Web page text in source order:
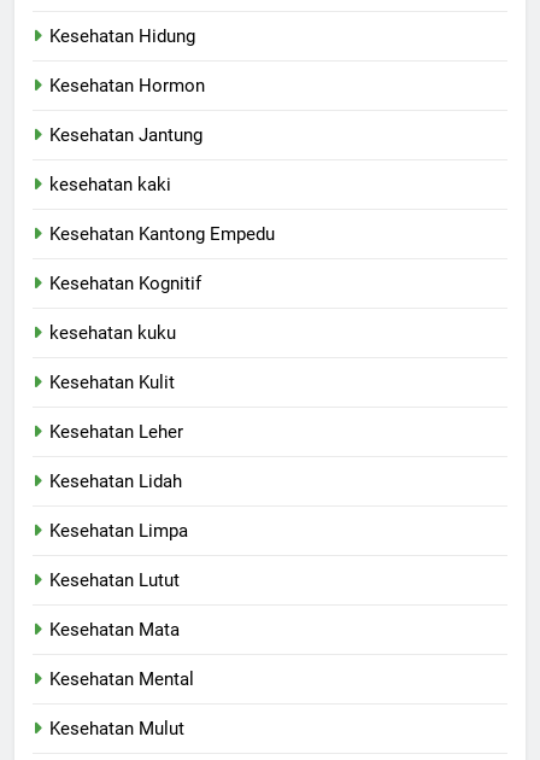
Kesehatan Hidung
Kesehatan Hormon
Kesehatan Jantung
kesehatan kaki
Kesehatan Kantong Empedu
Kesehatan Kognitif
kesehatan kuku
Kesehatan Kulit
Kesehatan Leher
Kesehatan Lidah
Kesehatan Limpa
Kesehatan Lutut
Kesehatan Mata
Kesehatan Mental
Kesehatan Mulut